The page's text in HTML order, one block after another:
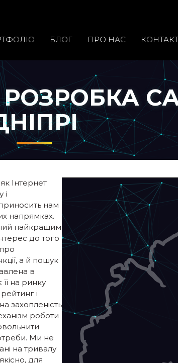
БЛОГ ПРО НАС
Інтернет
і
нам
напрямках.
найкращим
до того
а й пошук
в
на ринку
і
захопленість
роботи
Ми не
на тривалу
для